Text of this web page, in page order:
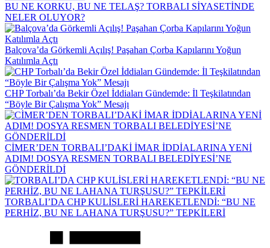
BU NE KORKU, BU NE TELAŞ? TORBALI SİYASETİNDE
NELER OLUYOR?
Balçova’da Görkemli Açılış! Paşahan Çorba Kapılarını Yoğun
Katılımla Açtı
CHP Torbalı’da Bekir Özel İddiaları Gündemde: İl Teşkilatından
“Böyle Bir Çalışma Yok” Mesajı
CİMER’DEN TORBALI’DAKİ İMAR İDDİALARINA YENİ
ADIM! DOSYA RESMEN TORBALI BELEDİYESİ’NE
GÖNDERİLDİ
TORBALI’DA CHP KULİSLERİ HAREKETLENDİ: “BU NE
PERHİZ, BU NE LAHANA TURŞUSU?” TEPKİLERİ